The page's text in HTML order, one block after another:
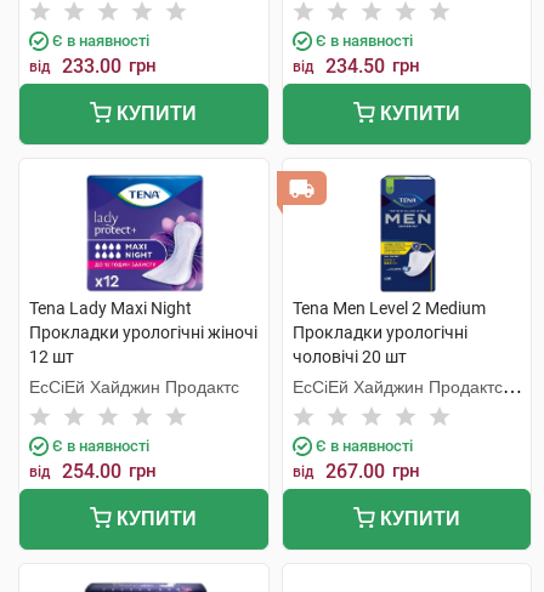
Хугезанд
Є в наявності
від 233.00 грн
КУПИТИ
Є в наявності
від 234.50 грн
КУПИТИ
Tena Lady Maxi Night
Прокладки урологічні жіночі
12 шт
ЕсСіЕй Хайджин Продактс
Є в наявності
від 254.00 грн
КУПИТИ
Tena Men Level 2 Medium
Прокладки урологічні
чоловічі 20 шт
ЕсСіЕй Хайджин Продактс
Хугезанд
Є в наявності
від 267.00 грн
КУПИТИ